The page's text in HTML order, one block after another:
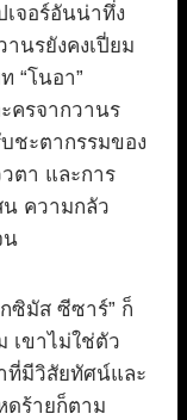
จอร์อันน่าทึ่ง
นรยังคงเปี่ยม
“โนอา”
ครจากวานร
ชะตากรรมของ
ตา และการ
น ความกลัว
น
ซิมัส ซีซาร์” ก็
เขาไม่ใช่ตัว
ที่มีวิสัยทัศน์และ
ดร้ายก็ตาม